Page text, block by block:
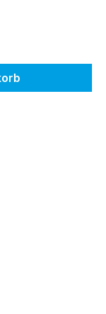
Wert